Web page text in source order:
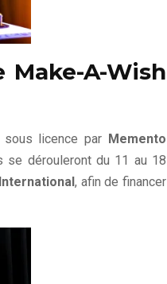
A-Wish
licence par Memento
se dérouleront du 11 au 18
, afin de financer